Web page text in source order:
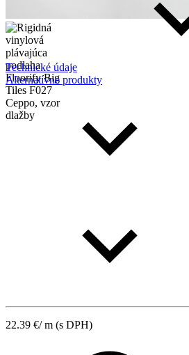
Technické údaje
Alternatívne produkty
22.39 €/ m (s DPH)